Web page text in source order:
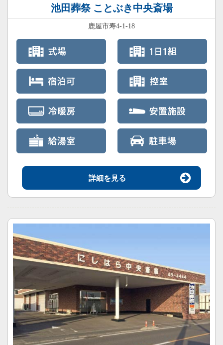
池田葬祭 ことぶき中央斎場
鹿屋市寿4-1-18
詳細を見る